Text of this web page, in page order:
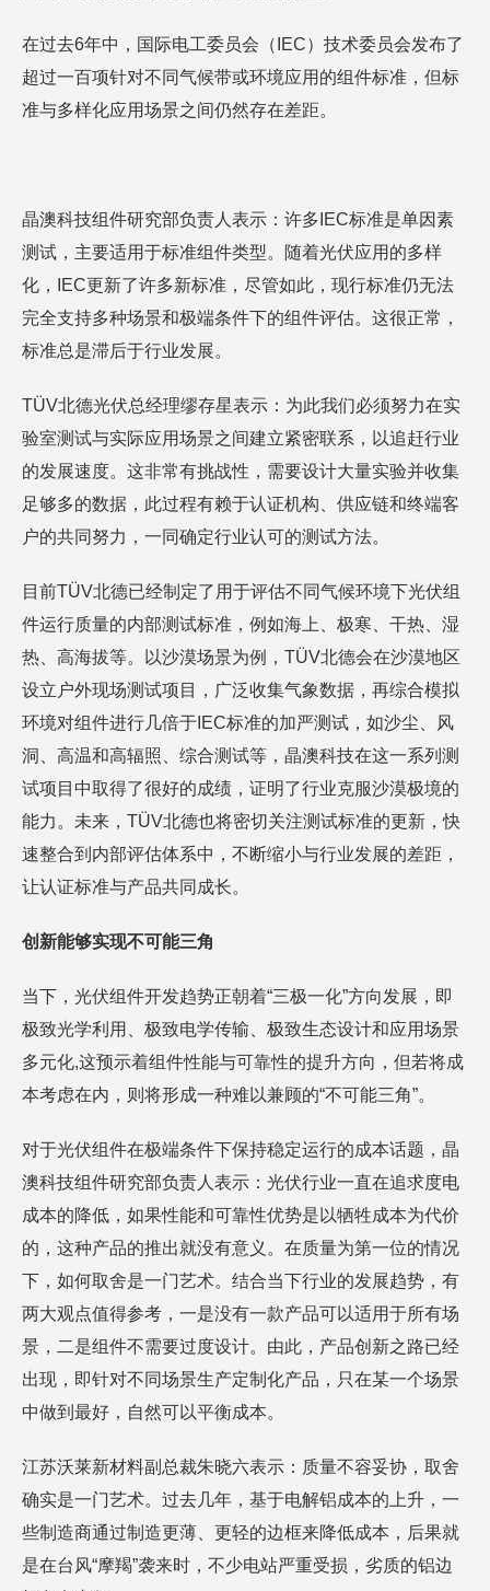
在过去6年中，国际电工委员会（IEC）技术委员会发布了
超过一百项针对不同气候带或环境应用的组件标准，但标
准与多样化应用场景之间仍然存在差距。
晶澳科技组件研究部负责人表示：许多IEC标准是单因素
测试，主要适用于标准组件类型。随着光伏应用的多样
化，IEC更新了许多新标准，尽管如此，现行标准仍无法
完全支持多种场景和极端条件下的组件评估。这很正常，
标准总是滞后于行业发展。
TÜV北德光伏总经理缪存星表示：为此我们必须努力在实
验室测试与实际应用场景之间建立紧密联系，以追赶行业
的发展速度。这非常有挑战性，需要设计大量实验并收集
足够多的数据，此过程有赖于认证机构、供应链和终端客
户的共同努力，一同确定行业认可的测试方法。
目前TÜV北德已经制定了用于评估不同气候环境下光伏组
件运行质量的内部测试标准，例如海上、极寒、干热、湿
热、高海拔等。以沙漠场景为例，TÜV北德会在沙漠地区
设立户外现场测试项目，广泛收集气象数据，再综合模拟
环境对组件进行几倍于IEC标准的加严测试，如沙尘、风
洞、高温和高辐照、综合测试等，晶澳科技在这一系列测
试项目中取得了很好的成绩，证明了行业克服沙漠极境的
能力。未来，TÜV北德也将密切关注测试标准的更新，快
速整合到内部评估体系中，不断缩小与行业发展的差距，
让认证标准与产品共同成长。
创新能够实现不可能三角
当下，光伏组件开发趋势正朝着“三极一化”方向发展，即
极致光学利用、极致电学传输、极致生态设计和应用场景
多元化,这预示着组件性能与可靠性的提升方向，但若将成
本考虑在内，则将形成一种难以兼顾的“不可能三角”。
对于光伏组件在极端条件下保持稳定运行的成本话题，晶
澳科技组件研究部负责人表示：光伏行业一直在追求度电
成本的降低，如果性能和可靠性优势是以牺牲成本为代价
的，这种产品的推出就没有意义。在质量为第一位的情况
下，如何取舍是一门艺术。结合当下行业的发展趋势，有
两大观点值得参考，一是没有一款产品可以适用于所有场
景，二是组件不需要过度设计。由此，产品创新之路已经
出现，即针对不同场景生产定制化产品，只在某一个场景
中做到最好，自然可以平衡成本。
江苏沃莱新材料副总裁朱晓六表示：质量不容妥协，取舍
确实是一门艺术。过去几年，基于电解铝成本的上升，一
些制造商通过制造更薄、更轻的边框来降低成本，后果就
是在台风“摩羯”袭来时，不少电站严重受损，劣质的铝边